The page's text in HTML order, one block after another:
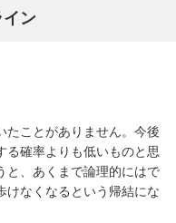
ン
たことがありません。今後
る確率よりも低いものと思
と、あくまで論理的にはで
けなくなるという帰結にな